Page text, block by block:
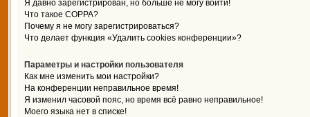
Я давно зарегистрирован, но больше не могу войти!
Что такое COPPA?
Почему я не могу зарегистрироваться?
Что делает функция «Удалить cookies конференции»?
Параметры и настройки пользователя
Как мне изменить мои настройки?
На конференции неправильное время!
Я изменил часовой пояс, но время всё равно неправильное!
Моего языка нет в списке!